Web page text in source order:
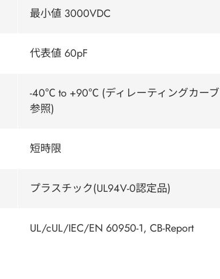
最小値 3000VDC
代表値 60pF
-40℃ to +90℃ (ディレーティングカーブ
参照)
短時限
プラスチック(UL94V-0認定品)
UL/cUL/IEC/EN 60950-1, CB-Report